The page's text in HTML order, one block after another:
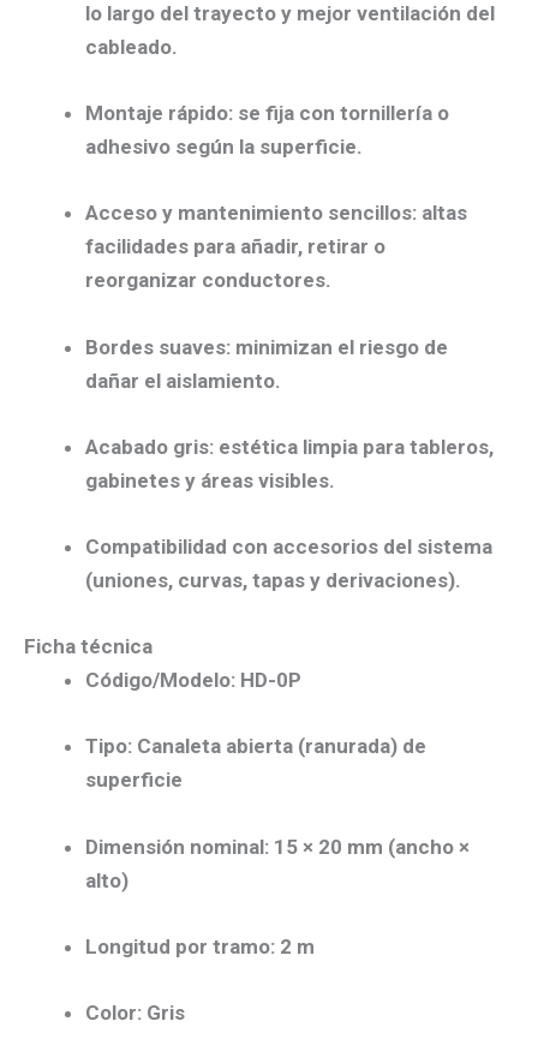
lo largo del trayecto y mejor ventilación del
cableado.
Montaje rápido: se fija con tornillería o
adhesivo según la superficie.
Acceso y mantenimiento sencillos: altas
facilidades para añadir, retirar o
reorganizar conductores.
Bordes suaves: minimizan el riesgo de
dañar el aislamiento.
Acabado gris: estética limpia para tableros,
gabinetes y áreas visibles.
Compatibilidad con accesorios del sistema
(uniones, curvas, tapas y derivaciones).
Ficha técnica
Código/Modelo: HD-0P
Tipo: Canaleta abierta (ranurada) de
superficie
Dimensión nominal: 15 × 20 mm (ancho ×
alto)
Longitud por tramo: 2 m
Color: Gris